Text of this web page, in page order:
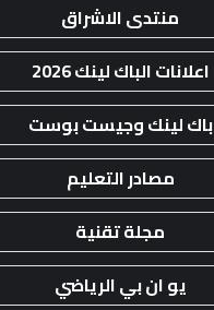
منتدى الاشراق
اعلانات الباك لينك 2026
باك لينك وجيست بوست
مصادر التعليم
مجلة تقنية
يو ان بي الرياضي